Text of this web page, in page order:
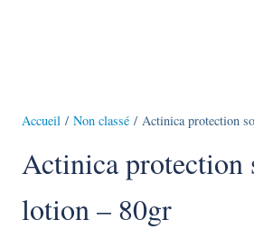
Accueil / Non classé / Actinica protection
Actinica protection
lotion – 80gr